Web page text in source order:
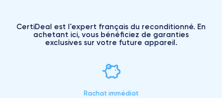
CertiDeal est l'expert français du reconditionné. En
achetant ici, vous bénéficiez de garanties
exclusives sur votre future appareil.
Rachat immédiat